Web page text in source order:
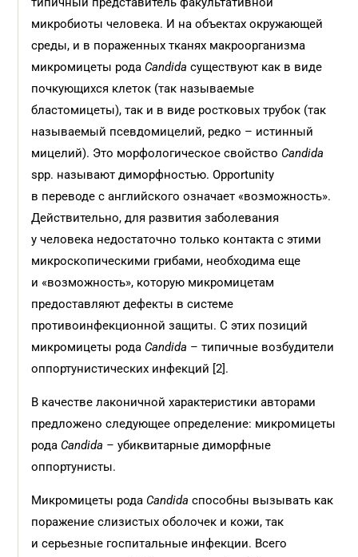
микробиоты человека. И на объектах окружающей
среды, и в пораженных тканях макроорганизма
микромицеты рода Candida существуют как в виде
почкующихся клеток (так называемые
бластомицеты), так и в виде ростковых трубок (так
называемый псевдомицелий, редко – истинный
мицелий). Это морфологическое свойство Candida
spp. называют диморфностью. Opportunity
в переводе с английского означает «возможность».
Действительно, для развития заболевания
у человека недостаточно только контакта с этими
микроскопическими грибами, необходима еще
и «возможность», которую микромицетам
предоставляют дефекты в системе
противоинфекционной защиты. С этих позиций
микромицеты рода Candida – типичные возбудители
оппортунистических инфекций [2].
В качестве лаконичной характеристики авторами
предложено следующее определение: микромицеты
рода Candida –убиквитарные диморфные
оппортунисты.
Микромицеты рода Candida способны вызывать как
поражение слизистых оболочек и кожи, так
и серьезные госпитальные инфекции. Всего